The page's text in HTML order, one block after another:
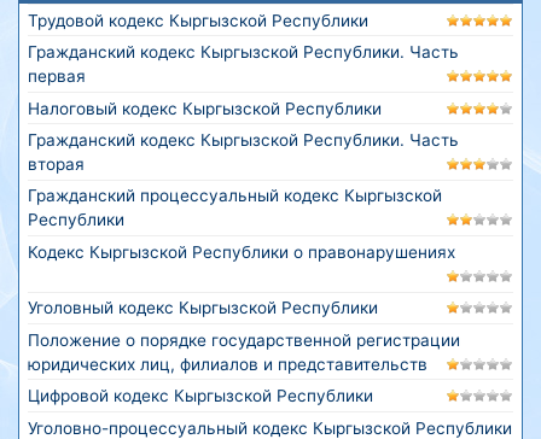
Трудовой кодекс Кыргызской Республики
Гражданский кодекс Кыргызской Республики. Часть
первая
Налоговый кодекс Кыргызской Республики
Гражданский кодекс Кыргызской Республики. Часть
вторая
Гражданский процессуальный кодекс Кыргызской
Республики
Кодекс Кыргызской Республики о правонарушениях
Уголовный кодекс Кыргызской Республики
Положение о порядке государственной регистрации
юридических лиц, филиалов и представительств
Цифровой кодекс Кыргызской Республики
Уголовно-процессуальный кодекс Кыргызской Республики